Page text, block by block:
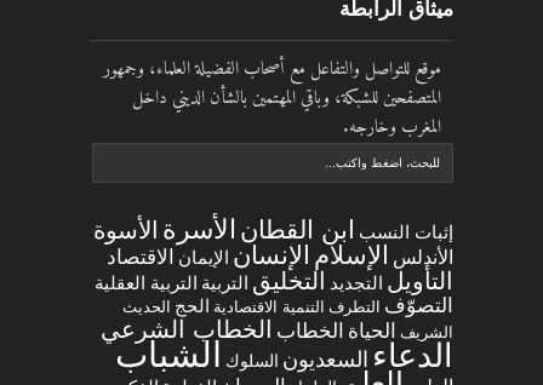
ميثاق الرابطة
موقع للتواصل والتفاعل مع أصحاب الفضيلة العلماء، وجمهور
المتصفحين للشبكة، وباقي المهتمين بالشأن الديني داخل
المغرب وخارجه.
إثبات النسب ابن القطان الأسرة الأسوة
الأندلس الإسلام الإنسان الإيمان الاقتصاد
التأويل التجديد التخليق التربية التربية العقلية
التصوّف التطرف التنمية الاقتصادية الحج الحديث
الشريف
الحياة الخطاب الخطاب الشرعي
الدعاء السعديون السلوك الشباب